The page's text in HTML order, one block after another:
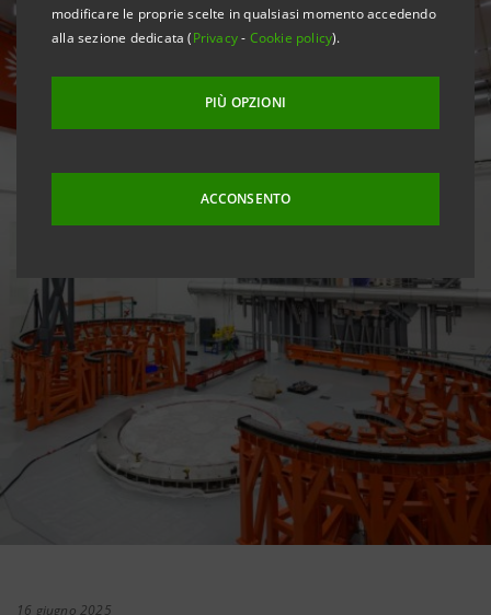
modificare le proprie scelte in qualsiasi momento accedendo
alla sezione dedicata (Privacy- Cookie policy).
PIÙ OPZIONI
ACCONSENTO
16 giugno 2025